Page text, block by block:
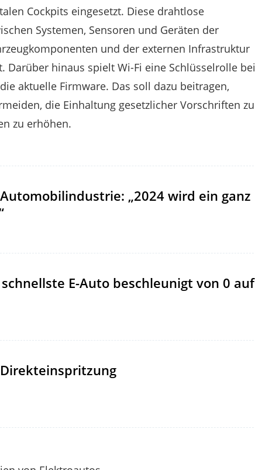
Cockpits eingesetzt. Diese drahtlose
Systemen, Sensoren und Geräten der
und der externen Infrastruktur
Darüber hinaus spielt Wi-Fi eine Schlüsselrolle bei
aktuelle Firmware. Das soll dazu beitragen,
die Einhaltung gesetzlicher Vorschriften zu
zu erhöhen.
„2024 wird ein ganz
E-Auto beschleunigt von 0 auf